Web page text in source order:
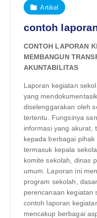
Artikel
contoh
CONTOH LAPORAN
MEMBANGUN
AKUNTABILITAS
Laporan kegiatan
yang
diselenggarakan oleh
tertentu. Fungsinya
informasi yang akurat,
kepada berbagai pihak
termasuk kepala
komite sekolah, dinas
umum. Laporan ini
program sekolah,
perencanaan kegiatan
contoh laporan
mencakup berbagai